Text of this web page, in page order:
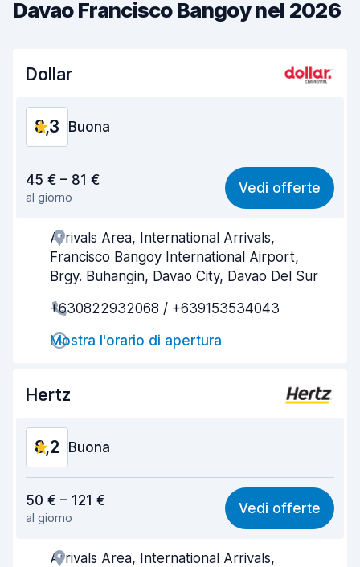
Davao Francisco Bangoy nel 2026
Dollar
8,3 Buona
8,2
Facile da trovare 8,2
Gentilezza degli agenti
Rapidità del ritiro 8,0
Rapidità della riconsegna
Pulizia del veicolo
45 € – 81 €
al giorno
Vedi offerte
Arrivals Area, International Arrivals,
Francisco Bangoy International Airport,
Brgy. Buhangin, Davao City, Davao Del Sur
+630822932068 / +639153534043
Mostra l'orario di apertura
Hertz
8,2 Buona
8,1
Facile da trovare 8,2
Gentilezza degli agenti
50 € – 121 €
al giorno
Vedi offerte
Arrivals Area, International Arrivals,